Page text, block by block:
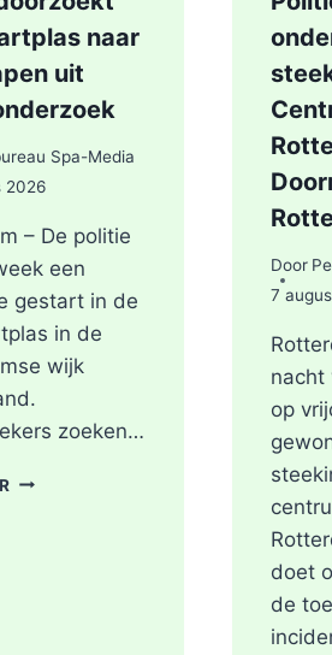
naar
uit
Spa-Media
2026
– De politie
een
gestart in de
in de
wijk
zoeken…
POLITIE
Door
7
nacht
op
doet
de